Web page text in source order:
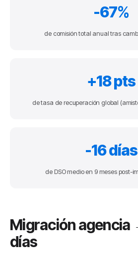
-67%
de comisión total anual tras
+18 pts
de tasa de recuperación global
-16 días
de DSO medio en 9 meses post-
Migración agencia
días